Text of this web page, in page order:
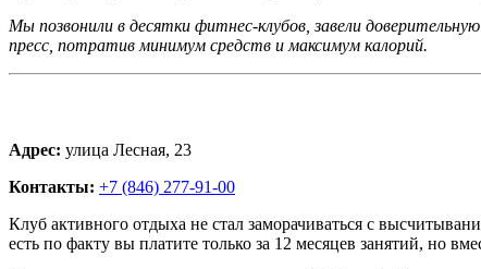
Мы позвонили в десятки фитнес-клубов, завели
пресс, потратив минимум средств и максимум калорий.
Адрес: улица Лесная, 23
Контакты: +7 (846) 277-91-00
Клуб активного отдыха не стал заморачиваться с
есть по факту вы платите только за 12 месяцев занятий, но